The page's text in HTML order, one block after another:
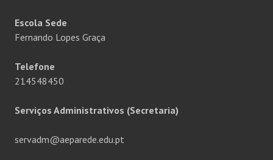
Escola Sede
Fernando Lopes Graça
Telefone
214548450
Serviços Administrativos (Secretaria)
servadm@aeparede.edu.pt